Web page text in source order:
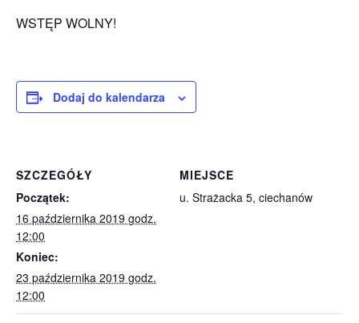
WSTĘP WOLNY!
Dodaj do kalendarza
SZCZEGÓŁY
Początek:
16 października 2019 godz.
12:00
Koniec:
23 października 2019 godz.
12:00
MIEJSCE
u. Strażacka 5, ciechanów